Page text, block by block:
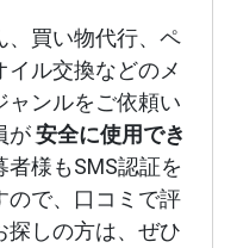
、買い物代行、ペ
イル交換などのメ
ャンルをご依頼い
が安全に使用でき
様もSMS認証を
ので、口コミで評
探しの方は、ぜひ